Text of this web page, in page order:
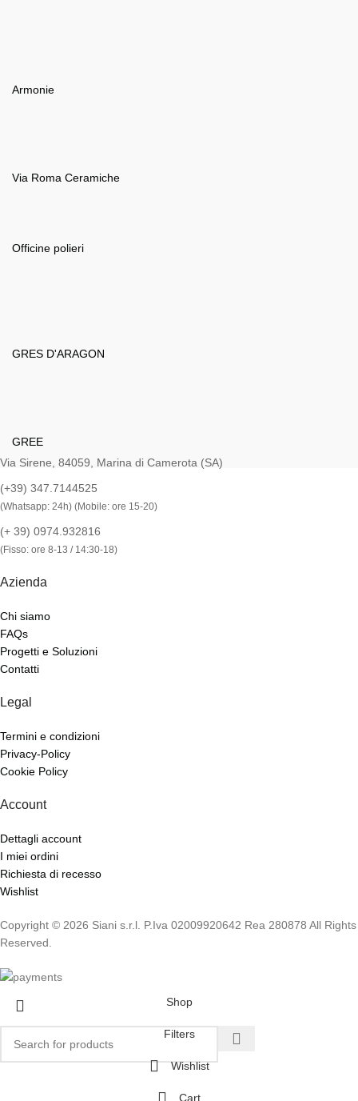
Armonie
Via Roma Ceramiche
Officine polieri
GRES D'ARAGON
GREE
Via Sirene, 84059, Marina di Camerota (SA)
(+39) 347.7144525
(Whatsapp: 24h) (Mobile: ore 15-20)
(+ 39) 0974.932816
(Fisso: ore 8-13 / 14:30-18)
Azienda
Chi siamo
FAQs
Progetti e Soluzioni
Contatti
Legal
Termini e condizioni
Privacy-Policy
Cookie Policy
Account
Dettagli account
I miei ordini
Richiesta di recesso
Wishlist
Copyright © 2026 Siani s.r.l. P.Iva 02009920642 Rea 280878 All Rights
Reserved.
Shop
Filters
Wishlist
Cart